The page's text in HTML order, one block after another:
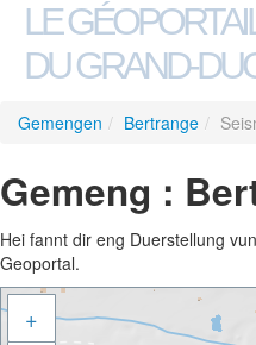
LE
DU GRAND-
Gemengen / Bertrange /
Gemeng :
Hei fannt dir eng Duerstellung
Geoportal.
+